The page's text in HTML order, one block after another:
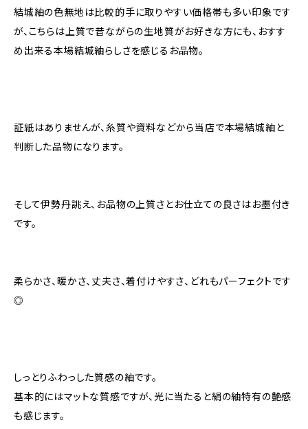
結城紬の色無地は比較的手に取りやすい価格帯も多い印象です
が、こちらは上質で昔ながらの生地質がお好きな方にも、おすす
め出来る本場結城紬らしさを感じるお品物。
証紙はありませんが、糸質や資料などから当店で本場結城紬と
判断した品物になります。
そして伊勢丹誂え、お品物の上質さとお仕立ての良さはお墨付き
です。
柔らかさ、暖かさ、丈夫さ、着付けやすさ、どれもパーフェクトです
◎
しっとりふわっした質感の紬です。
基本的にはマットな質感ですが、光に当たると絹の紬特有の艶感
も感じます。